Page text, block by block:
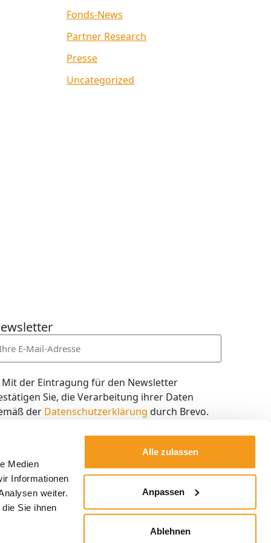
Medien
Informationen
weiter.
Sie ihnen
Alle zulassen
Anpassen
Ablehnen
Fonds-News
Partner Research
Presse
Uncategorized
Mit der Eintragung für den Newsletter
Sie, die Verarbeitung ihrer Daten
der Datenschutzerklärung durch Brevo.
ich jederzeit mit dem Link im Newsletter
Kostenlos abonnieren